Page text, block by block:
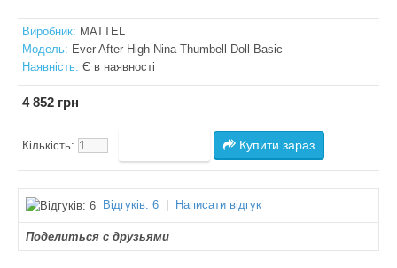
Виробник: MATTEL
Модель: Ever After High Nina Thumbell Doll Basic
Наявність: Є в наявності
4 852 грн
Кількість: Купити зараз
Відгуків: 6 Написати відгук
Поделиться с друзьями